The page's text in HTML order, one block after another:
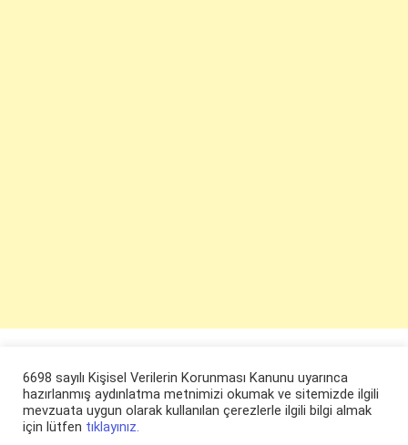
6698 sayılı Kişisel Verilerin Korunması Kanunu uyarınca
hazırlanmış aydınlatma metnimizi okumak ve sitemizde ilgili
mevzuata uygun olarak kullanılan çerezlerle ilgili bilgi almak
için lütfen tıklayınız.